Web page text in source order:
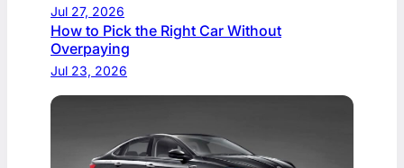
Jul 27, 2026
How to Pick the Right Car Without
Overpaying
Jul 23, 2026